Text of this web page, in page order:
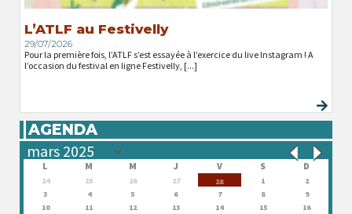
L’ATLF au Festivelly
29/07/2026
Pour la première fois, l’ATLF s’est essayée à l’exercice du live Instagram ! A
l’occasion du festival en ligne Festivelly, [...]
AGENDA
L M M J V S D
24 25 26 27 28 1
2
3
4 5 6 7 8
9
10
11 12 13 14 15
16